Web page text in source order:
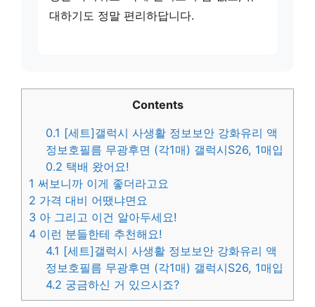
대하기도 정말 편리하답니다.
Contents
0.1 [세트]갤럭시 사생활 정보보안 강화유리 액
정보호필름 무광후면 (각1매) 갤럭시S26, 1매입
0.2 택배 왔어요!
1 써보니까 이게 좋더라고요
2 가격 대비 어땠냐면요
3 아 그리고 이건 알아두세요!
4 이런 분들한테 추천해요!
4.1 [세트]갤럭시 사생활 정보보안 강화유리 액
정보호필름 무광후면 (각1매) 갤럭시S26, 1매입
4.2 궁금하신 거 있으시죠?